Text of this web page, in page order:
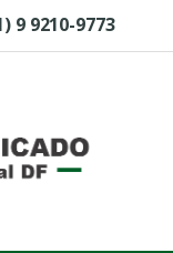
9 9210-9773